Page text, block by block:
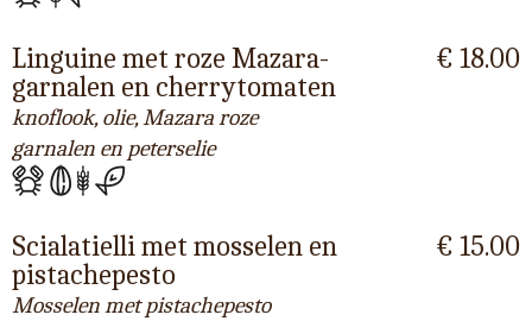
Linguine met roze Mazara-
garnalen en cherrytomaten
knoflook, olie, Mazara roze
garnalen en peterselie
€ 18.00
Scialatielli met mosselen en
pistachepesto
Mosselen met pistachepesto
€ 15.00